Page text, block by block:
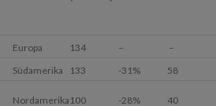
Europa 134 –
–
Südamerika 133 -31% 58
Nordamerika 100 -28% 40